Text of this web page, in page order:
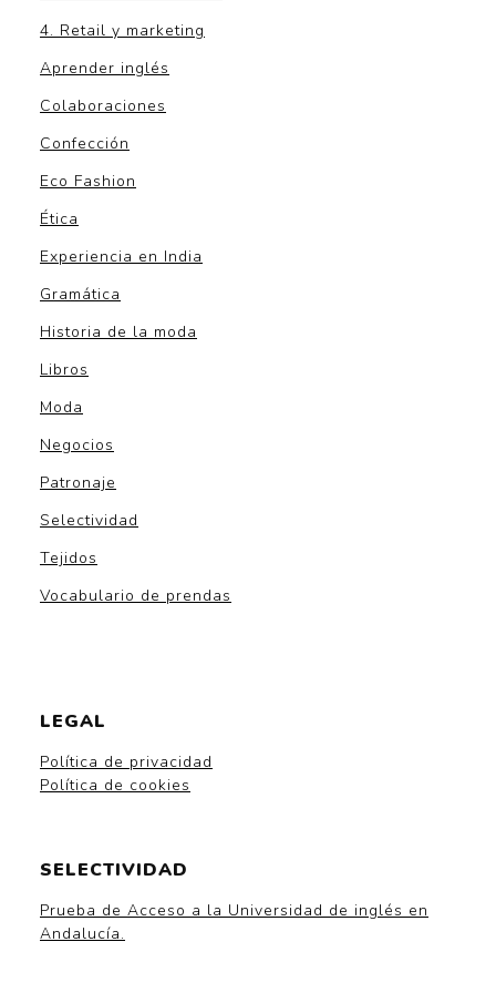
4. Retail y marketing
Aprender inglés
Colaboraciones
Confección
Eco Fashion
Ética
Experiencia en India
Gramática
Historia de la moda
Libros
Moda
Negocios
Patronaje
Selectividad
Tejidos
Vocabulario de prendas
LEGAL
Política de privacidad
Política de cookies
SELECTIVIDAD
Prueba de Acceso a la Universidad de inglés en
Andalucía.